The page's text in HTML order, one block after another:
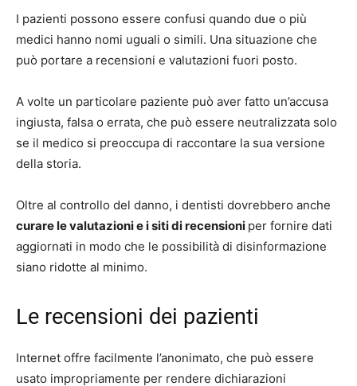
I pazienti possono essere confusi quando due o più
medici hanno nomi uguali o simili. Una situazione che
può portare a recensioni e valutazioni fuori posto.
A volte un particolare paziente può aver fatto un’accusa
ingiusta, falsa o errata, che può essere neutralizzata solo
se il medico si preoccupa di raccontare la sua versione
della storia.
Oltre al controllo del danno, i dentisti dovrebbero anche
curare le valutazioni e i siti di recensioni per fornire dati
aggiornati in modo che le possibilità di disinformazione
siano ridotte al minimo.
Le recensioni dei pazienti
Internet offre facilmente l’anonimato, che può essere
usato impropriamente per rendere dichiarazioni